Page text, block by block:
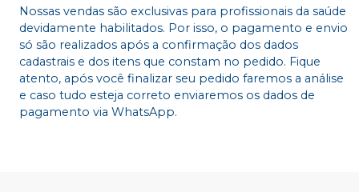
Nossas vendas são exclusivas para profissionais da saúde
devidamente habilitados. Por isso, o pagamento e envio
só são realizados após a confirmação dos dados
cadastrais e dos itens que constam no pedido. Fique
atento, após você finalizar seu pedido faremos a análise
e caso tudo esteja correto enviaremos os dados de
pagamento via WhatsApp.